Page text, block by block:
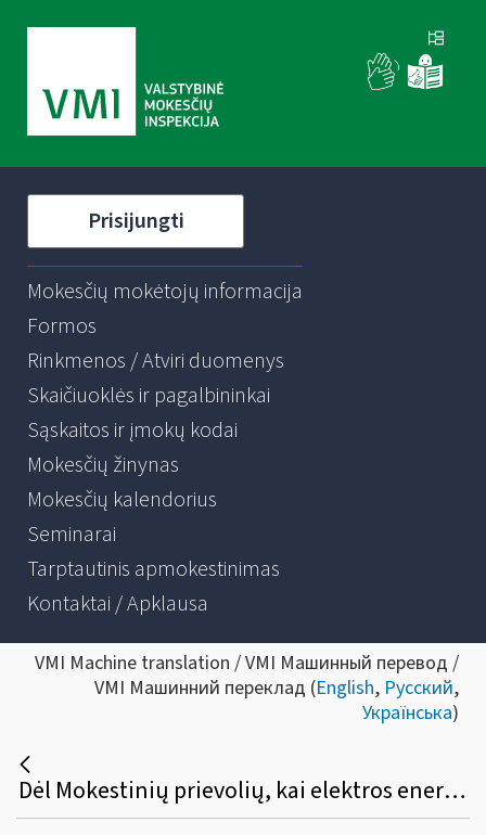
Prisijungti
Mokesčių mokėtojų informacija
Formos
Rinkmenos / Atviri duomenys
Skaičiuoklės ir pagalbininkai
Sąskaitos ir įmokų kodai
Mokesčių žinynas
Mokesčių kalendorius
Seminarai
Tarptautinis apmokestinimas
Kontaktai / Apklausa
VMI Machine translation / VMI Машинный перевод /
VMI Машинний переклад (English, Русский,
Українська)
Dėl Mokestinių prievolių, kai elektros energiją iš atsinaujinančių šaltinių gaminantis vartotojas pasirenka grynojo atsiskaitymo modelį